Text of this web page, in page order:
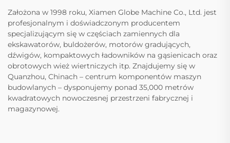
Założona w 1998 roku, Xiamen Globe Machine Co., Ltd. jest
profesjonalnym i doświadczonym producentem
specjalizującym się w częściach zamiennych dla
ekskawatorów, buldożerów, motorów gradujących,
dźwigów, kompaktowych ładowników na gąsienicach oraz
obrotowych wież wiertniczych itp. Znajdujemy się w
Quanzhou, Chinach – centrum komponentów maszyn
budowlanych – dysponujemy ponad 35,000 metrów
kwadratowych nowoczesnej przestrzeni fabrycznej i
magazynowej.